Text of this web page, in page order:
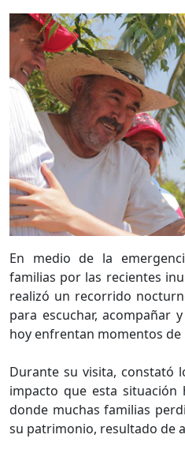
En medio de la
familias por las recientes
realizó un recorrido
para escuchar, acompañar
hoy enfrentan momentos
Durante su visita, constató
impacto que esta situación
donde muchas familias
su patrimonio, resultado de